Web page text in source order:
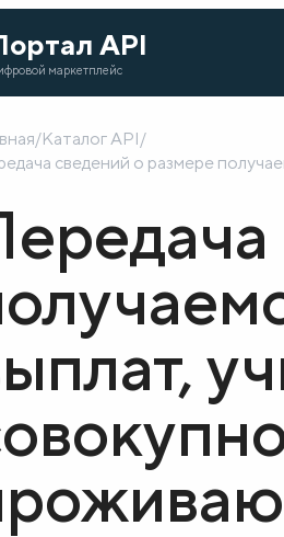
API
маркетплейс
/Каталог API/
сведений о размере